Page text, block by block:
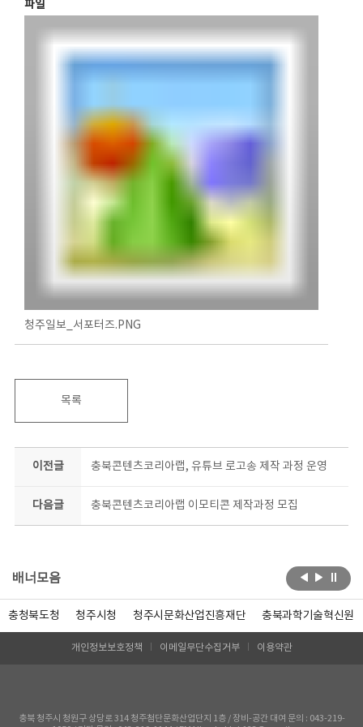
파일
청주일보_서포터즈.PNG
목록
이전글 충북콘텐츠코리아랩, 유튜브 로고송 제작 과정 운영
다음글 충북콘텐츠코리아랩 이모티콘 제작과정 모집
배너모음
충청북도청 청주시청 청주시문화산업진흥재단 충북과학기술혁신원
개인정보보호정책 이메일무단수집거부 이용약관
충북 청주시 청원구 상당로 314 청주첨단문화산업단지 1층 / 장비-공간 대여 문의 : 043-219-